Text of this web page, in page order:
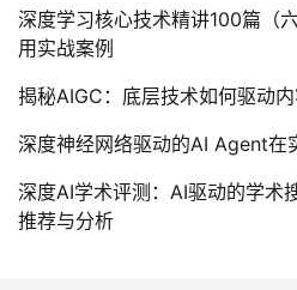
深度学习核心技术精讲100篇（
用实战案例
揭秘AIGC：底层技术如何驱动
深度神经网络驱动的AI Agent在
深度AI学术评测：AI驱动的学术
推荐与分析